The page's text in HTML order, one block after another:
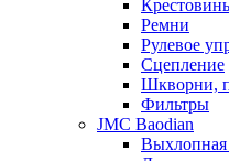
Ремни
Рулевое
Сцепление
Шкворни,
Фильтры
JMC Baodian
Выхлопная